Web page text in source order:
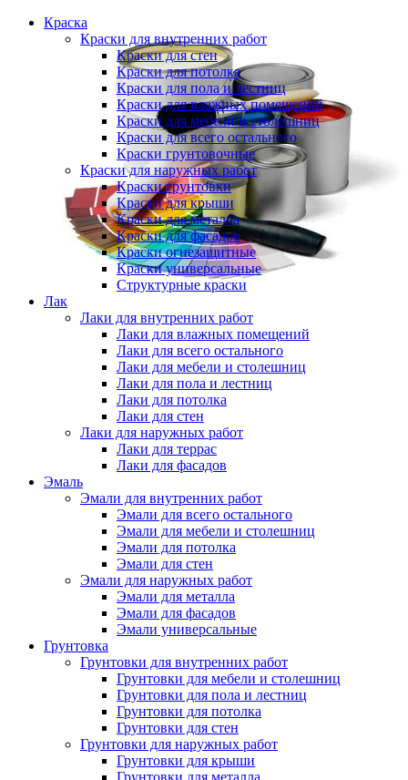
Краска
Краски для внутренних работ
Краски для стен
Краски для потолка
Краски для пола и лестниц
Краски для влажных помещений
Краски для мебели и столешниц
Краски для всего остального
Краски грунтовочные
Краски для наружных работ
Краски грунтовки
Краски для крыши
Краски для металла
Краски для фасадов
Краски огнезащитные
Краски универсальные
Структурные краски
Лак
Лаки для внутренних работ
Лаки для влажных помещений
Лаки для всего остального
Лаки для мебели и столешниц
Лаки для пола и лестниц
Лаки для потолка
Лаки для стен
Лаки для наружных работ
Лаки для террас
Лаки для фасадов
Эмаль
Эмали для внутренних работ
Эмали для всего остального
Эмали для мебели и столешниц
Эмали для потолка
Эмали для стен
Эмали для наружных работ
Эмали для металла
Эмали для фасадов
Эмали универсальные
Грунтовка
Грунтовки для внутренних работ
Грунтовки для мебели и столешниц
Грунтовки для пола и лестниц
Грунтовки для потолка
Грунтовки для стен
Грунтовки для наружных работ
Грунтовки для крыши
Грунтовки для металла